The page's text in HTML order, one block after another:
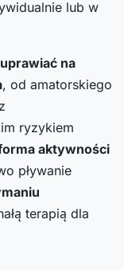
lub w
na
, od amatorskiego
ryzykiem
aktywności
pływanie
terapią dla